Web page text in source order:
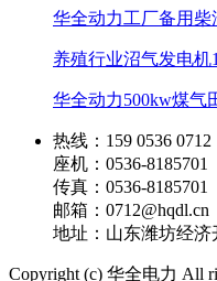
华全动力工厂备用柴
养殖行业沼气发电机
华全动力500kw煤气
热线：159 0536 0712
座机：0536-8185701
传真：0536-8185701
邮箱：0712@hqdl.cn
地址：山东潍坊经济
Copyright (c) 华全电力 All